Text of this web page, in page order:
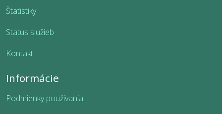
Štatistiky
Status služieb
Kontakt
Informácie
Podmienky používania